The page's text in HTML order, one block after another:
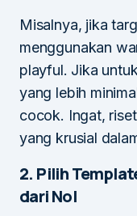
Misalnya, jika
menggunakan
playful. Jika
yang lebih
cocok. Ingat,
yang krusial
2. Pilih
dari Nol